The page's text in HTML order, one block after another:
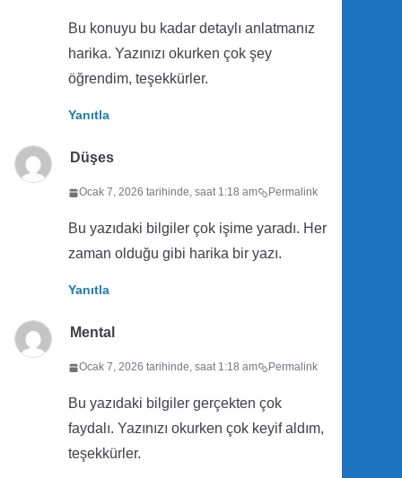
Bu konuyu bu kadar detaylı anlatmanız
harika. Yazınızı okurken çok şey
öğrendim, teşekkürler.
Yanıtla
Düşes
Ocak 7, 2026 tarihinde, saat 1:18 am Permalink
Bu yazıdaki bilgiler çok işime yaradı. Her
zaman olduğu gibi harika bir yazı.
Yanıtla
Mental
Ocak 7, 2026 tarihinde, saat 1:18 am Permalink
Bu yazıdaki bilgiler gerçekten çok
faydalı. Yazınızı okurken çok keyif aldım,
teşekkürler.